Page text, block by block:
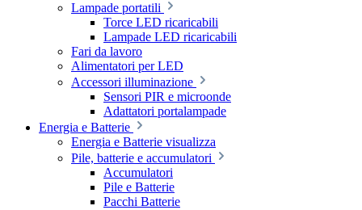
Lampade portatili
Torce LED ricaricabili
Lampade LED ricaricabili
Fari da lavoro
Alimentatori per LED
Accessori illuminazione
Sensori PIR e microonde
Adattatori portalampade
Energia e Batterie
Energia e Batterie visualizza
Pile, batterie e accumulatori
Accumulatori
Pile e Batterie
Pacchi Batterie